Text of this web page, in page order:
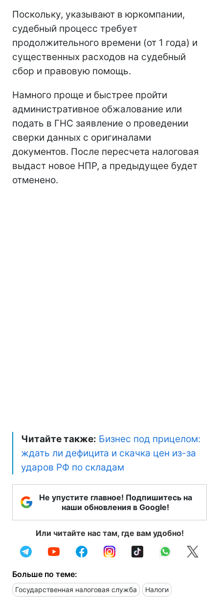
Поскольку, указывают в юркомпании,
судебный процесс требует
продолжительного времени (от 1 года) и
существенных расходов на судебный
сбор и правовую помощь.
Намного проще и быстрее пройти
административное обжалование или
подать в ГНС заявление о проведении
сверки данных с оригиналами
документов. После пересчета налоговая
выдаст новое НПР, а предыдущее будет
отменено.
Читайте также: Бизнес под прицелом:
ждать ли дефицита и скачка цен из-за
ударов РФ по складам
Не упустите главное! Подпишитесь на
наши обновления в Google!
Или читайте нас там, где вам удобно!
Больше по теме:
Государственная налоговая служба Налоги